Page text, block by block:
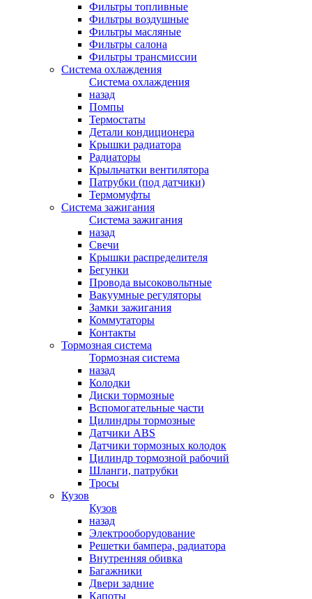
Фильтры топливные
Фильтры воздушные
Фильтры масляные
Фильтры салона
Фильтры трансмиссии
Система охлаждения
Система охлаждения
назад
Помпы
Термостаты
Детали кондиционера
Крышки радиатора
Радиаторы
Крыльчатки вентилятора
Патрубки (под датчики)
Термомуфты
Система зажигания
Система зажигания
назад
Свечи
Крышки распределителя
Бегунки
Провода высоковольтные
Вакуумные регуляторы
Замки зажигания
Коммутаторы
Контакты
Тормозная система
Тормозная система
назад
Колодки
Диски тормозные
Вспомогательные части
Цилиндры тормозные
Датчики ABS
Датчики тормозных колодок
Цилиндр тормозной рабочий
Шланги, патрубки
Тросы
Кузов
Кузов
назад
Электрооборудование
Решетки бампера, радиатора
Внутренняя обивка
Багажники
Двери задние
Капоты